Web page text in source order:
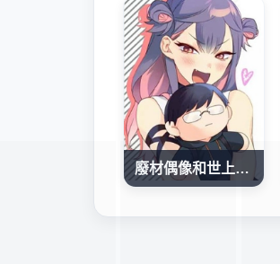
廢材偶像和世上唯一的粉絲